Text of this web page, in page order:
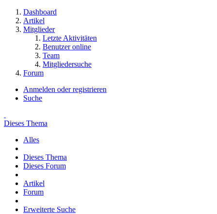
Dashboard
Artikel
Mitglieder
Letzte Aktivitäten
Benutzer online
Team
Mitgliedersuche
Forum
Anmelden oder registrieren
Suche
Dieses Thema
Alles
Dieses Thema
Dieses Forum
Artikel
Forum
Erweiterte Suche